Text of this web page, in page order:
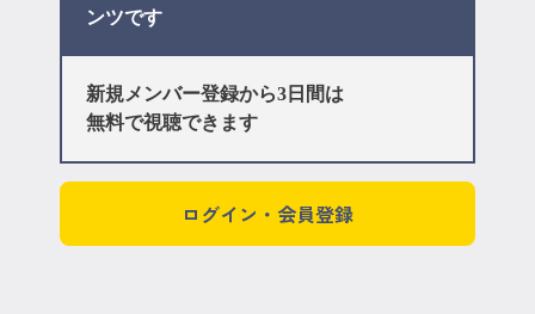
プライバシーポリシー
ンツです
新規メンバー登録から3日間は
無料で視聴できます
ログイン・会員登録